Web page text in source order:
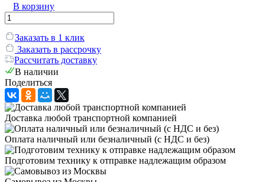
В корзину
Заказать в 1 клик
Заказать в рассрочку
Рассчитать доставку
В наличии
Поделиться
Доставка любой транспортной компанией
Оплата наличный или безналичный (с НДС и без)
Подготовим технику к отправке надлежащим образом